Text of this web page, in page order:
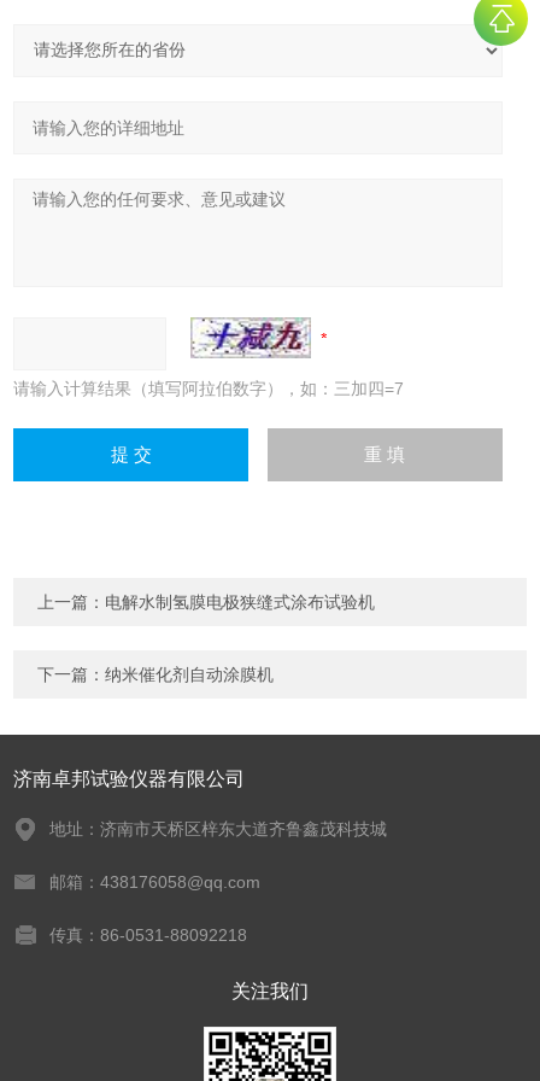
请输入计算结果（填写阿拉伯数字），如：三加四=7
上一篇： 电解水制氢膜电极狭缝式涂布试验机
下一篇：纳米催化剂自动涂膜机
济南卓邦试验仪器有限公司
地址：济南市天桥区梓东大道齐鲁鑫茂科技城
邮箱：438176058@qq.com
传真：86-0531-88092218
关注我们